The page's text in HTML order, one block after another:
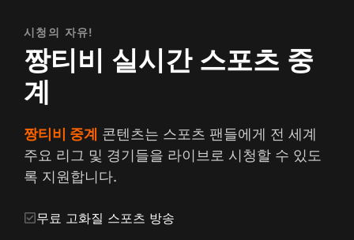
시청의 자유!
짱티비 실시간 스포츠 중
계
짱티비 중계 콘텐츠는 스포츠 팬들에게 전 세계
주요 리그 및 경기들을 라이브로 시청할 수 있도
록 지원합니다.
무료 고화질 스포츠 방송